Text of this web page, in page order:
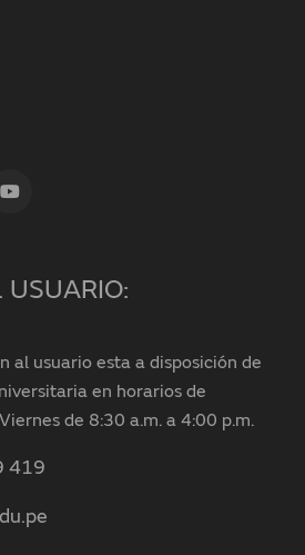
USUARIO:
al usuario esta a disposición de
en horarios de
de 8:30 a.m. a 4:00 p.m.
419